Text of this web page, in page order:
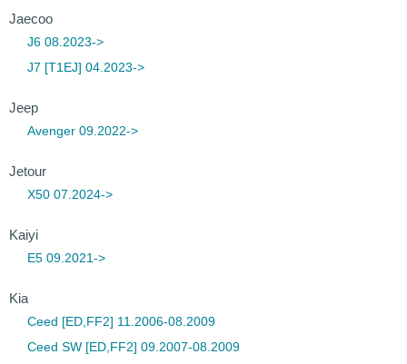
Jaecoo
J6 08.2023->
J7 [T1EJ] 04.2023->
Jeep
Avenger 09.2022->
Jetour
X50 07.2024->
Kaiyi
E5 09.2021->
Kia
Ceed [ED,FF2] 11.2006-08.2009
Ceed SW [ED,FF2] 09.2007-08.2009